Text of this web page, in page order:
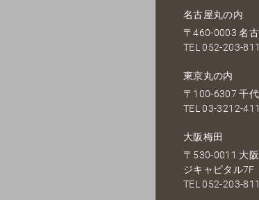
名古屋丸の内
〒460-0003 名
TEL052-203-
東京丸の内
〒100-6307 千
TEL03-3212-
大阪梅田
〒530-0011 大
ジキャピタル7F
TEL052-203-